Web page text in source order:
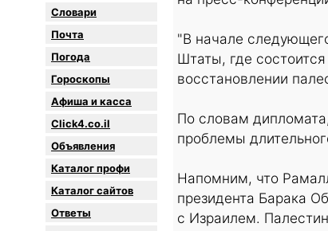
Словари
Почта
Погода
Гороскопы
Афиша и касса
Click4.co.il
Объявления
Каталог профи
Каталог сайтов
Oтветы
"В начале
Штаты, где
восстановлении
По словам
проблемы
Напомним, что
президента Барака
с Израилем.